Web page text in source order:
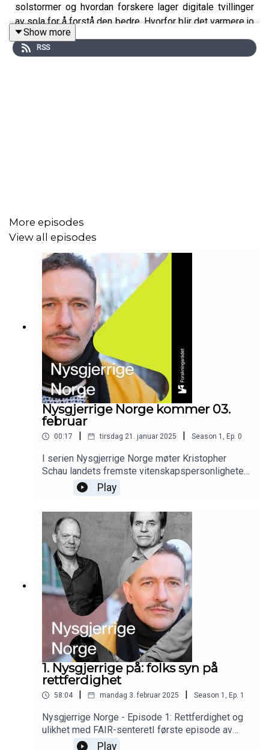
solstormer og hvordan forskere lager digitale tvillinger
av sola for å forstå den bedre. Hvorfor blir det varmere jo
lenger ut fra kjernen du kommer? Hva skjer når sola dør?
Og kan en solstorm virkelig slå ut strømnettet her på
Serien er produsert av Moose Media.
Programleder: Kristopher Schau.
Musikk: The Dogs.
Abonner på Nysgjerrige Norge og møt flere av landets
fremste vitenskapspersonligheter.
Show more
RSS
More episodes
View all episodes
Nysgjerrige Norge kommer 03.
februar
00:17 tirsdag 21. januar 2025 Season 1 , Ep. 0
I serien Nysgjerrige Norge møter Kristopher
Schau landets fremste vitenskapspersonligheter.
En serie fra Forskningsrådet. Kommer 03. februar.
Play
1. Nysgjerrige på: folks syn på
rettferdighet
58:04 mandag 3. februar 2025 Season 1 , Ep. 1
Nysgjerrige Norge - Episode 1: Rettferdighet og
ulikhet med FAIR-senteretI første episode av
Nysgjerrige Norge tar Kristopher oss med til
Play